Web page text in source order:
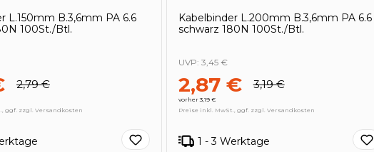
L.150mm B.3,6mm PA 6.6
100St./Btl.
2,79 €
ggf. zzgl. Versandkosten
Kabelbinder L.200mm B.3,6mm PA 6.6
schwarz 180N 100St./Btl.
2,87 € 3,19 €
vorher 3,19 €
UVP: 3,45 €
Preise inkl. MwSt., ggf. zzgl. Versandkosten
1 - 3 Werktage